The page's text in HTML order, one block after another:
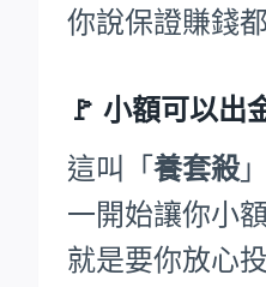
你說保證賺錢
🚩 小額可以出
這叫「 養套殺
一開始讓你小
就是要你放心